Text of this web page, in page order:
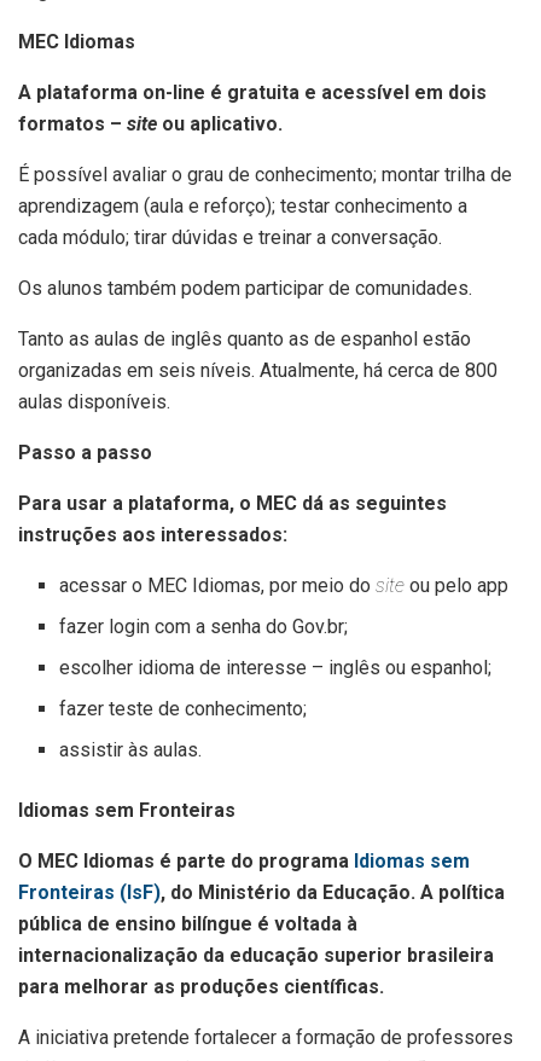
MEC Idiomas
A plataforma on-line é gratuita e acessível em dois
formatos – site ou aplicativo.
É possível avaliar o grau de conhecimento; montar trilha de
aprendizagem (aula e reforço); testar conhecimento a
cada módulo; tirar dúvidas e treinar a conversação.
Os alunos também podem participar de comunidades.
Tanto as aulas de inglês quanto as de espanhol estão
organizadas em seis níveis. Atualmente, há cerca de 800
aulas disponíveis.
Passo a passo
Para usar a plataforma, o MEC dá as seguintes
instruções aos interessados:
acessar o MEC Idiomas, por meio dosite ou pelo app
fazer login com a senha do Gov.br;
escolher idioma de interesse – inglês ou espanhol;
fazer teste de conhecimento;
assistir às aulas.
Idiomas sem Fronteiras
O MEC Idiomas é parte do programa Idiomas sem
Fronteiras (IsF), do Ministério da Educação. A política
pública de ensino bilíngue é voltada à
internacionalização da educação superior brasileira
para melhorar as produções científicas.
A iniciativa pretende fortalecer a formação de professores